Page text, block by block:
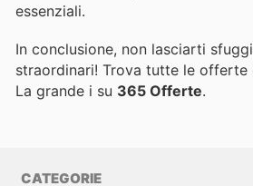
essenziali.
In conclusione, non lasciarti
straordinari! Trova tutte le offerte
La grande i su 365 Offerte.
CATEGORIE